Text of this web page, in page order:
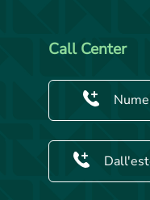
Call Center